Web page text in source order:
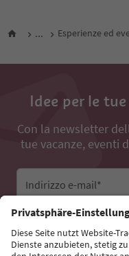
... Esperienze ed
Idee per le
Con la newsletter
tue vacanze, eventi
Indirizzo e-mail*